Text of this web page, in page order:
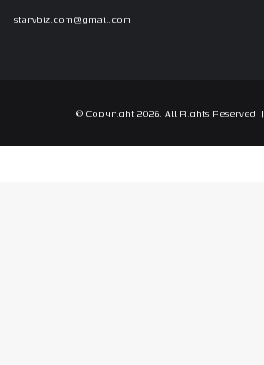
starvbiz.com@gmail.com
© Copyright 2026, All Rights Reserved |